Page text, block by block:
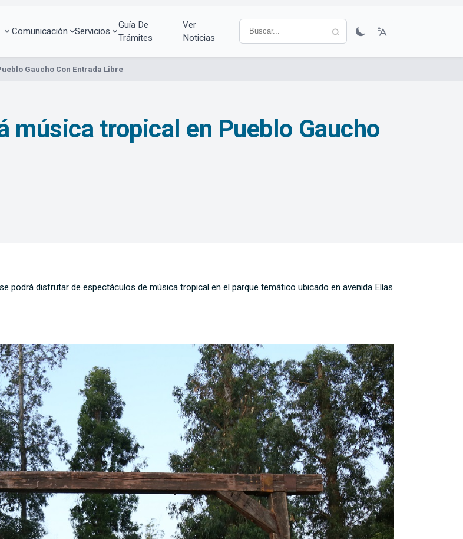
Comunicación Servicios
Guía De
Trámites
Ver
Noticias
Gaucho Con Entrada Libre
música tropical en Pueblo Gaucho
podrá disfrutar de espectáculos de música tropical en el parque temático ubicado en avenida Elías